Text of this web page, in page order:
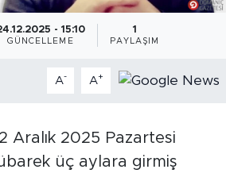
- 15:10
GÜNCELLEME
1
PAYLAŞIM
A- A+
Aralık 2025 Pazartesi
üç aylara girmiş